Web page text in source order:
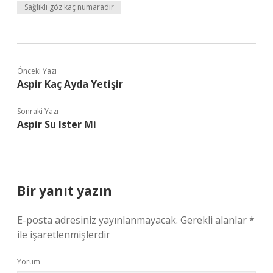
Sağlıklı göz kaç numaradır
Önceki Yazı
Aspir Kaç Ayda Yetişir
Sonraki Yazı
Aspir Su Ister Mi
Bir yanıt yazın
E-posta adresiniz yayınlanmayacak. Gerekli alanlar*
ile işaretlenmişlerdir
Yorum